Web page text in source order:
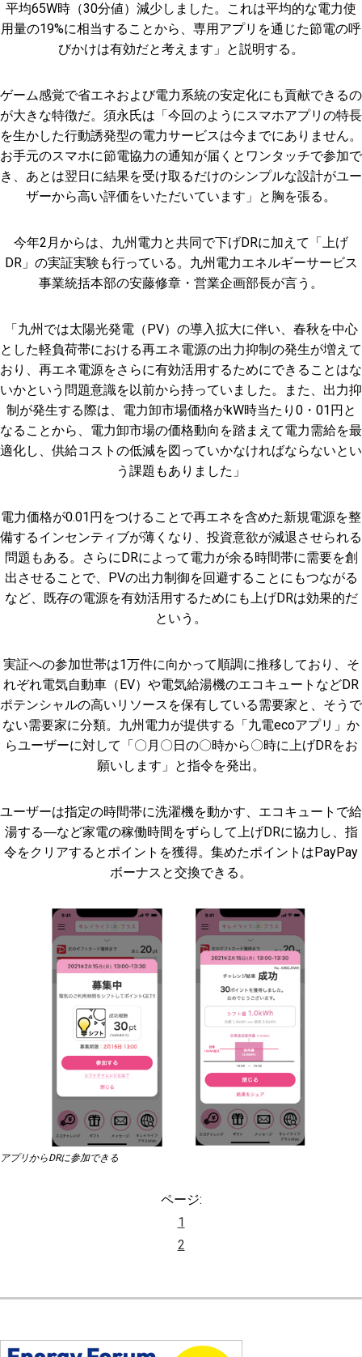
平均65W時（30分値）減少しました。これは平均的な電力使
用量の19%に相当することから、専用アプリを通じた節電の呼
びかけは有効だと考えます」と説明する。
ゲーム感覚で省エネおよび電力系統の安定化にも貢献できるの
が大きな特徴だ。須永氏は「今回のようにスマホアプリの特長
を生かした行動誘発型の電力サービスは今までにありません。
お手元のスマホに節電協力の通知が届くとワンタッチで参加で
き、あとは翌日に結果を受け取るだけのシンプルな設計がユー
ザーから高い評価をいただいています」と胸を張る。
今年2月からは、九州電力と共同で下げDRに加えて「上げ
DR」の実証実験も行っている。九州電力エネルギーサービス
事業統括本部の安藤修章・営業企画部長が言う。
「九州では太陽光発電（PV）の導入拡大に伴い、春秋を中心
とした軽負荷帯における再エネ電源の出力抑制の発生が増えて
おり、再エネ電源をさらに有効活用するためにできることはな
いかという問題意識を以前から持っていました。また、出力抑
制が発生する際は、電力卸市場価格がkW時当たり0・01円と
なることから、電力卸市場の価格動向を踏まえて電力需給を最
適化し、供給コストの低減を図っていかなければならないとい
う課題もありました」
電力価格が0.01円をつけることで再エネを含めた新規電源を整
備するインセンティブが薄くなり、投資意欲が減退させられる
問題もある。さらにDRによって電力が余る時間帯に需要を創
出させることで、PVの出力制御を回避することにもつながる
など、既存の電源を有効活用するためにも上げDRは効果的だ
という。
実証への参加世帯は1万件に向かって順調に推移しており、そ
れぞれ電気自動車（EV）や電気給湯機のエコキュートなどDR
ポテンシャルの高いリソースを保有している需要家と、そうで
ない需要家に分類。九州電力が提供する「九電ecoアプリ」か
らユーザーに対して「〇月〇日の〇時から〇時に上げDRをお
願いします」と指令を発出。
ユーザーは指定の時間帯に洗濯機を動かす、エコキュートで給
湯する―など家電の稼働時間をずらして上げDRに協力し、指
令をクリアするとポイントを獲得。集めたポイントはPayPay
ボーナスと交換できる。
アプリからDRに参加できる
ページ:
1
2